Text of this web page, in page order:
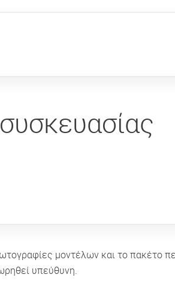
μοντέλων και το πακέτο
υπεύθυνη.